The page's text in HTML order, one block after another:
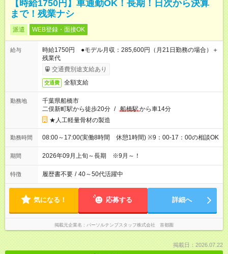
【時給1750円】車通勤OK！長期！日次から決算
まで！残業ナシ
派遣 WEB登録・面接OK
給与
時給1750円 ●モデル月収：285,600円（月21日勤務の場合）＋
残業代
交通費別途支給あり
交通費 全額支給
勤務地
千葉県船橋市
二俣新町駅から徒歩20分 / 船橋駅から車14分
★人工軽量骨材の製造
勤務時間 08:00～17:00(実働8時間 休憩1時間) ※9：00-17：00の相談OK
期間 2026年09月上旬～長期 ※9月～！
特徴 履歴書不要 / 40～50代活躍中
気になる！ 応募する 詳細へ
掲載元企業名 パーソルテンプスタッフ株式会社 首都圏
掲載日：2026.07.22